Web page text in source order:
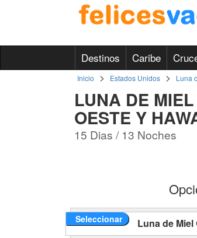
Destinos Caribe
Inicio > Estados Unidos > Luna
LUNA DE
OESTE Y
15 Dias / 13 Noches
Seleccionar Luna de Miel